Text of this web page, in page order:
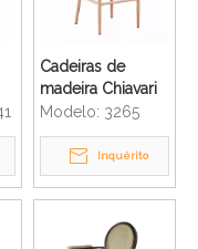
Cadeiras de
madeira Chiavari
de Tiffany do
quadro de
alumínio do
restaurante do
hotel
Modelo: 3265
Inquérito